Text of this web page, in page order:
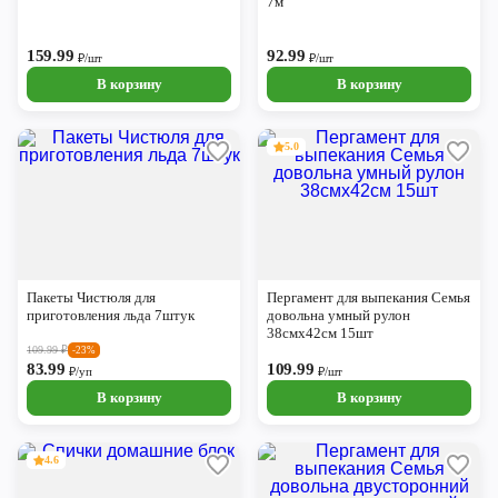
159.99 ₽/шт
В корзину
92.99₽/шт
В корзину
Пакеты Чистюля для
приготовления льда 7штук
109.99₽ -23%
83.99₽/уп
В корзину
5.0
Пергамент для выпекания Семья
довольна умный рулон
38смх42см 15шт
109.99 ₽/шт
В корзину
4.6